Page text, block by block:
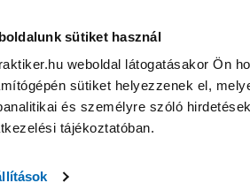
sütiket használ
weboldal látogatásakor Ön
sütiket helyezzenek el,
és személyre szóló
tájékoztatóban.